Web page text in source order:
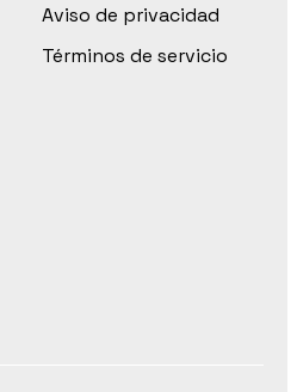
Aviso de privacidad
Términos de servicio